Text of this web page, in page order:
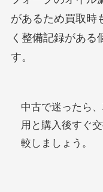
があるため買取時
く整備記録がある
す。
中古で迷ったら
用と購入後すぐ
較しましょう。